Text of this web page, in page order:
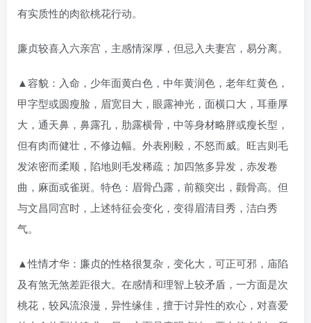
有实质性的肉欲桃花行动。
廉贞较喜入六亲宫，主感情深厚，但忌入夫妻宫，易分离。
▲容貌：入命，少年面黄白色，中年黄润色，老年红黄色，
甲字型或圆瘦脸，眉宽目大，眼露神光，面横口大，耳垂厚
大，通天鼻，鼻露孔，肋露横骨，中等身材略胖或瘦长型，
但有肉而健壮，不修边幅。外表刚毅，不怒而威。旺吉则毛
发浓密而柔顺，陷地则毛发稀疏；加四煞多异发，赤发卷
曲，麻面或雀斑。特色：眉骨凸露，前额突出，颧骨高。但
与文昌同宫时，上述特征会变化，变得眉清目秀，洁白秀
气。
▲性情才华：廉贞的性格很复杂，变化大，可正可邪，庙陷
及有煞无煞差距很大。在感情和理智上较矛盾，一方面是次
桃花，较风流浪漫，异性缘佳，擅于讨异性的欢心，对喜爱